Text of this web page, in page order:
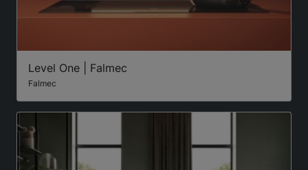
Level One | Falmec
Falmec